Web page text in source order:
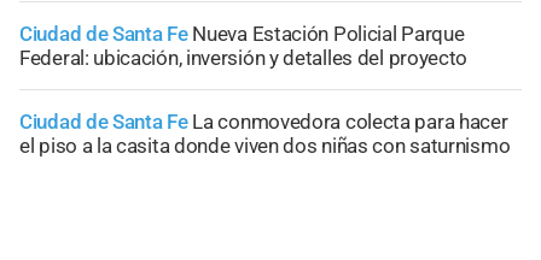
Ciudad de Santa Fe Nueva Estación Policial Parque
Federal: ubicación, inversión y detalles del proyecto
Ciudad de Santa Fe La conmovedora colecta para hacer
el piso a la casita donde viven dos niñas con saturnismo